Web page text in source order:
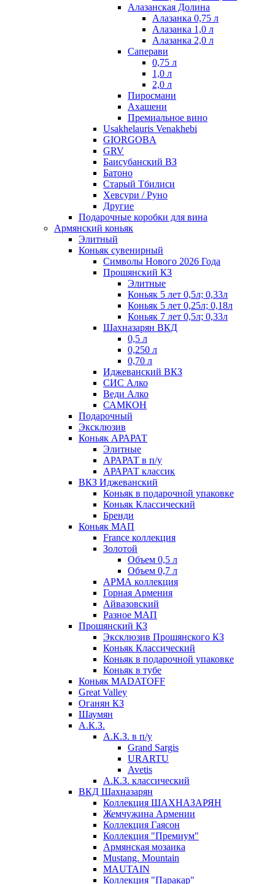
Алазанская Долина
Алазанка 0,75 л
Алазанка 1,0 л
Алазанка 2,0 л
Саперави
0,75 л
1,0 л
2,0 л
Пиросмани
Ахашени
Премиальное вино
Usakhelauris Venakhebi
GIORGOBA
GRV
Баисубанский ВЗ
Батоно
Старый Тбилиси
Хевсури / Руно
Другие
Подарочные коробки для вина
Армянский коньяк
Элитный
Коньяк сувенирный
Символы Нового 2026 Года
Прошянский КЗ
Элитные
Коньяк 5 лет 0,5л; 0,33л
Коньяк 5 лет 0,25л; 0,18л
Коньяк 7 лет 0,5л; 0,33л
Шахназарян ВКД
0,5 л
0,250 л
0,70 л
Иджеванский ВКЗ
СИС Алко
Веди Алко
САМКОН
Подарочный
Эксклюзив
Коньяк АРАРАТ
Элитные
АРАРАТ в п/у
АРАРАТ классик
ВКЗ Иджеванский
Коньяк в подарочной упаковке
Коньяк Классический
Бренди
Коньяк МАП
France коллекция
Золотой
Объем 0,5 л
Объем 0,7 л
АРМА коллекция
Горная Армения
Айвазовский
Разное МАП
Прошянский КЗ
Эксклюзив Прошянского КЗ
Коньяк Классический
Коньяк в подарочной упаковке
Коньяк в тубе
Коньяк MADATOFF
Great Valley
Оганян КЗ
Шаумян
А.К.З.
А.К.З. в п/у
Grand Sargis
URARTU
Avetis
А.К.З. классический
ВКД Шахназарян
Коллекция ШАХНАЗАРЯН
Жемчужина Армении
Коллекция Гаясон
Коллекция "Премиум"
Армянская мозаика
Mustang. Mountain
MAUTAIN
Коллекция "Паракар"